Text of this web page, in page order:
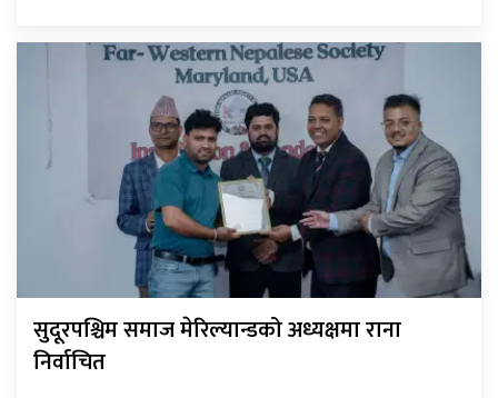
सुदूरपश्चिम समाज मेरिल्यान्डको अध्यक्षमा राना
निर्वाचित